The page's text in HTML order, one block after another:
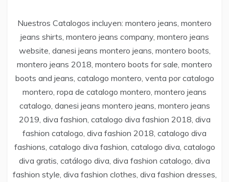
Nuestros Catalogos incluyen: montero jeans, montero
jeans shirts, montero jeans company, montero jeans
website, danesi jeans montero jeans, montero boots,
montero jeans 2018, montero boots for sale, montero
boots and jeans, catalogo montero, venta por catalogo
montero, ropa de catalogo montero, montero jeans
catalogo, danesi jeans montero jeans, montero jeans
2019, diva fashion, catalogo diva fashion 2018, diva
fashion catalogo, diva fashion 2018, catalogo diva
fashions, catalogo diva fashion, catalogo diva, catalogo
diva gratis, catálogo diva, diva fashion catalogo, diva
fashion style, diva fashion clothes, diva fashion dresses,